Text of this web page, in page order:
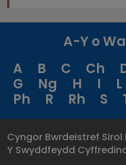
A-Y o
A
B C Ch
G
Ng H I L
Ph
R Rh S
Cyngor Bwrdeistref Sirol
Y Swyddfeydd